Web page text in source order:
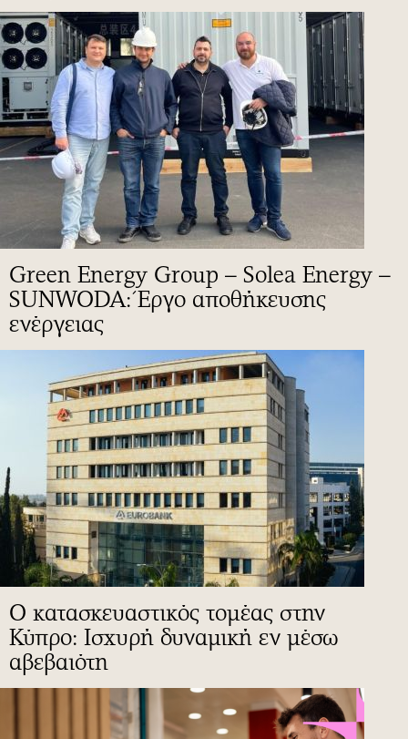
Green Energy Group – Solea Energy –
SUNWODA: Έργο αποθήκευσης
ενέργειας
Ο κατασκευαστικός τομέας στην
Κύπρο: Ισχυρή δυναμική εν μέσω
αβεβαιότη